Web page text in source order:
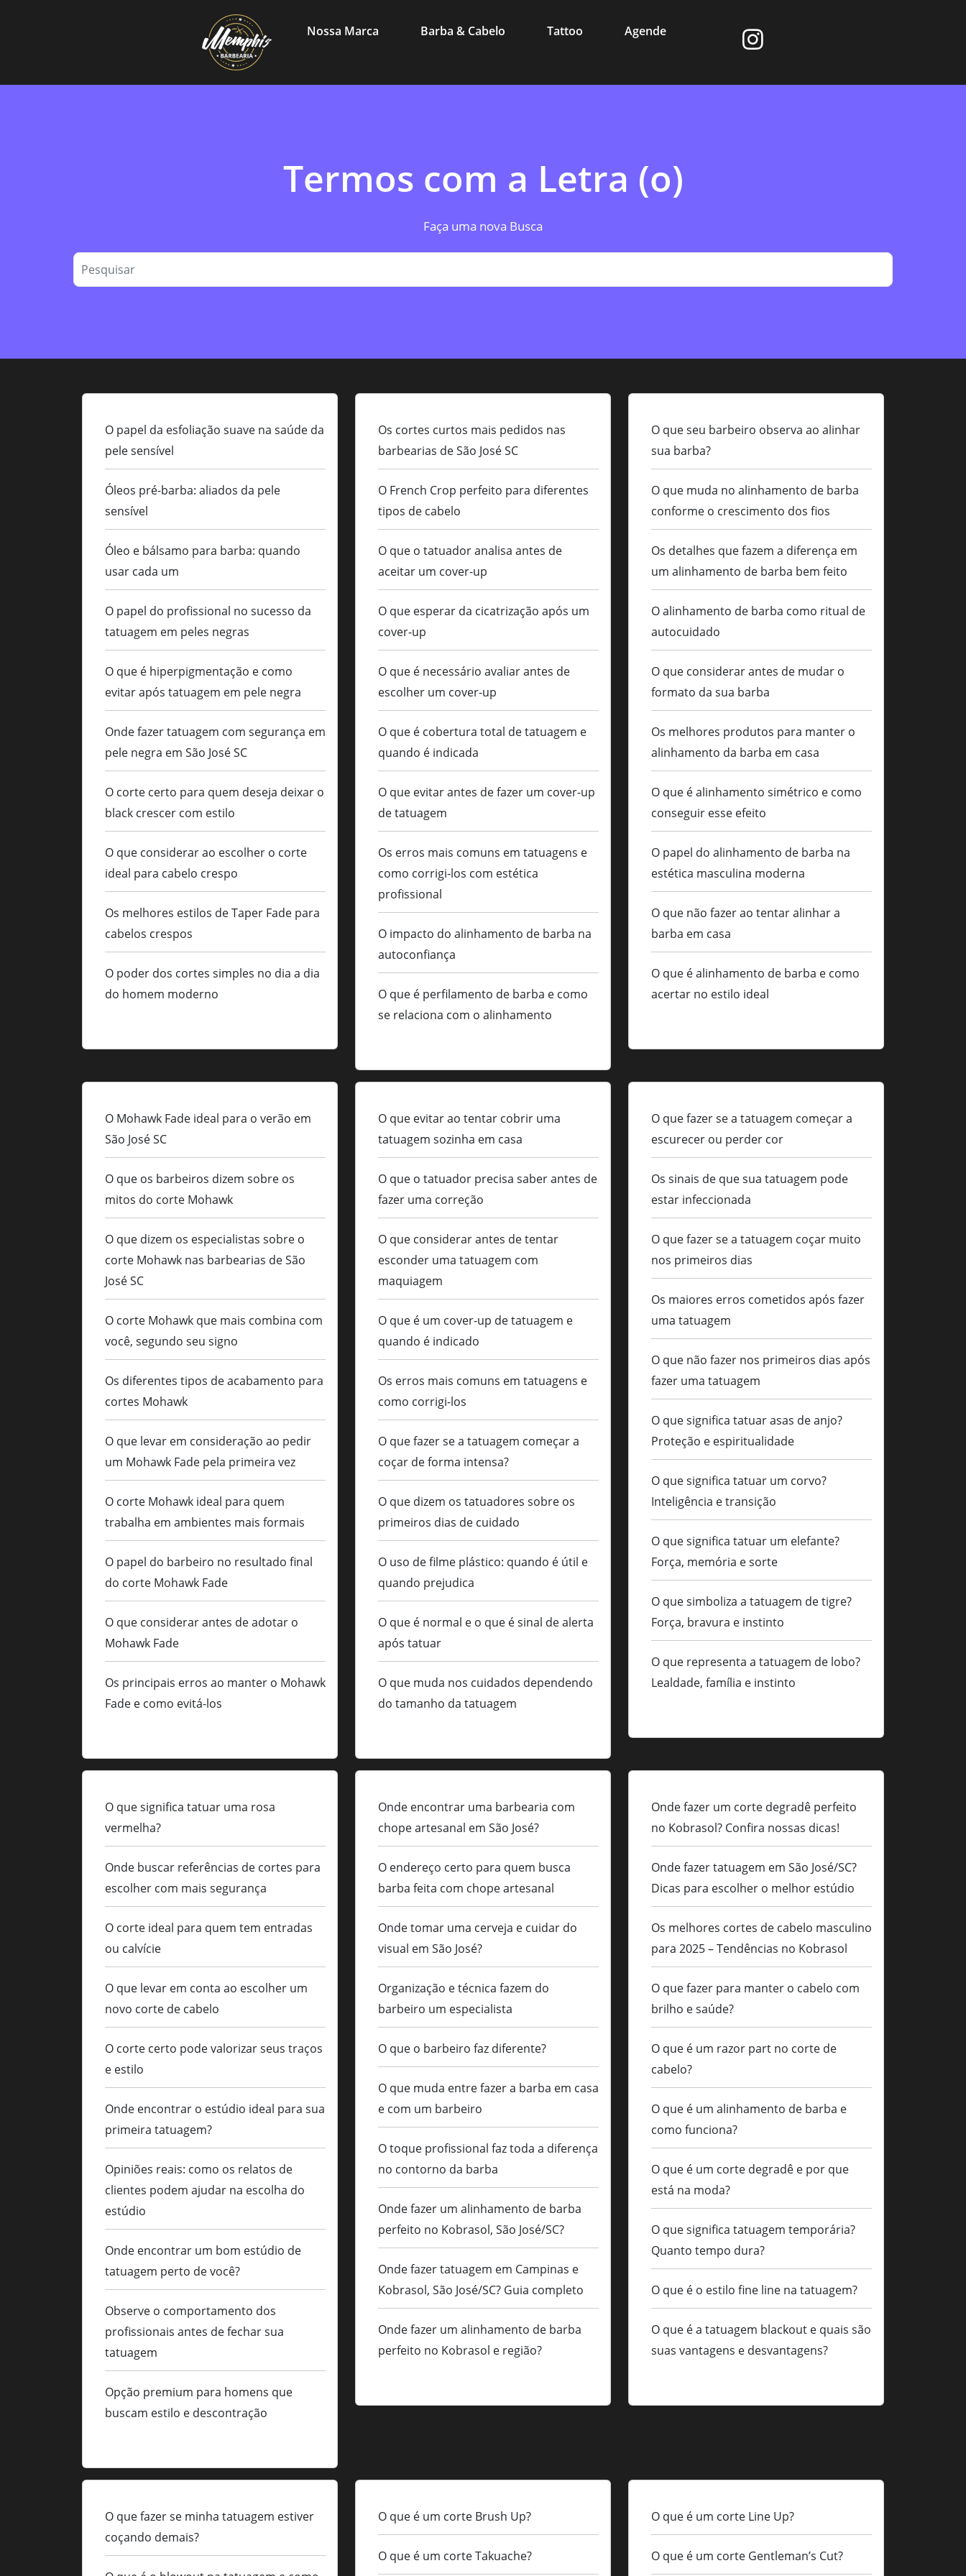
Nossa Marca Barba & Cabelo Tattoo Agende
Termos com a Letra (o)
Faça uma nova Busca
O papel da esfoliação suave na saúde da
pele sensível
Óleos pré-barba: aliados da pele
sensível
Óleo e bálsamo para barba: quando
usar cada um
O papel do profissional no sucesso da
tatuagem em peles negras
O que é hiperpigmentação e como
evitar após tatuagem em pele negra
Onde fazer tatuagem com segurança em
pele negra em São José SC
O corte certo para quem deseja deixar o
black crescer com estilo
O que considerar ao escolher o corte
ideal para cabelo crespo
Os melhores estilos de Taper Fade para
cabelos crespos
O poder dos cortes simples no dia a dia
do homem moderno
Os cortes curtos mais pedidos nas
barbearias de São José SC
O French Crop perfeito para diferentes
tipos de cabelo
O que o tatuador analisa antes de
aceitar um cover-up
O que esperar da cicatrização após um
cover-up
O que é necessário avaliar antes de
escolher um cover-up
O que é cobertura total de tatuagem e
quando é indicada
O que evitar antes de fazer um cover-up
de tatuagem
Os erros mais comuns em tatuagens e
como corrigi-los com estética
profissional
O impacto do alinhamento de barba na
autoconfiança
O que é perfilamento de barba e como
se relaciona com o alinhamento
O que seu barbeiro observa ao alinhar
sua barba?
O que muda no alinhamento de barba
conforme o crescimento dos fios
Os detalhes que fazem a diferença em
um alinhamento de barba bem feito
O alinhamento de barba como ritual de
autocuidado
O que considerar antes de mudar o
formato da sua barba
Os melhores produtos para manter o
alinhamento da barba em casa
O que é alinhamento simétrico e como
conseguir esse efeito
O papel do alinhamento de barba na
estética masculina moderna
O que não fazer ao tentar alinhar a
barba em casa
O que é alinhamento de barba e como
acertar no estilo ideal
O Mohawk Fade ideal para o verão em
São José SC
O que os barbeiros dizem sobre os
mitos do corte Mohawk
O que dizem os especialistas sobre o
corte Mohawk nas barbearias de São
José SC
O corte Mohawk que mais combina com
você, segundo seu signo
Os diferentes tipos de acabamento para
cortes Mohawk
O que levar em consideração ao pedir
um Mohawk Fade pela primeira vez
O corte Mohawk ideal para quem
trabalha em ambientes mais formais
O papel do barbeiro no resultado final
do corte Mohawk Fade
O que considerar antes de adotar o
Mohawk Fade
Os principais erros ao manter o Mohawk
Fade e como evitá-los
O que evitar ao tentar cobrir uma
tatuagem sozinha em casa
O que o tatuador precisa saber antes de
fazer uma correção
O que considerar antes de tentar
esconder uma tatuagem com
maquiagem
O que é um cover-up de tatuagem e
quando é indicado
Os erros mais comuns em tatuagens e
como corrigi-los
O que fazer se a tatuagem começar a
coçar de forma intensa?
O que dizem os tatuadores sobre os
primeiros dias de cuidado
O uso de filme plástico: quando é útil e
quando prejudica
O que é normal e o que é sinal de alerta
após tatuar
O que muda nos cuidados dependendo
do tamanho da tatuagem
O que fazer se a tatuagem começar a
escurecer ou perder cor
Os sinais de que sua tatuagem pode
estar infeccionada
O que fazer se a tatuagem coçar muito
nos primeiros dias
Os maiores erros cometidos após fazer
uma tatuagem
O que não fazer nos primeiros dias após
fazer uma tatuagem
O que significa tatuar asas de anjo?
Proteção e espiritualidade
O que significa tatuar um corvo?
Inteligência e transição
O que significa tatuar um elefante?
Força, memória e sorte
O que simboliza a tatuagem de tigre?
Força, bravura e instinto
O que representa a tatuagem de lobo?
Lealdade, família e instinto
O que significa tatuar uma rosa
vermelha?
Onde buscar referências de cortes para
escolher com mais segurança
O corte ideal para quem tem entradas
ou calvície
O que levar em conta ao escolher um
novo corte de cabelo
O corte certo pode valorizar seus traços
e estilo
Onde encontrar o estúdio ideal para sua
primeira tatuagem?
Opiniões reais: como os relatos de
clientes podem ajudar na escolha do
estúdio
Onde encontrar um bom estúdio de
tatuagem perto de você?
Observe o comportamento dos
profissionais antes de fechar sua
tatuagem
Opção premium para homens que
buscam estilo e descontração
Onde encontrar uma barbearia com
chope artesanal em São José?
O endereço certo para quem busca
barba feita com chope artesanal
Onde tomar uma cerveja e cuidar do
visual em São José?
Organização e técnica fazem do
barbeiro um especialista
O que o barbeiro faz diferente?
O que muda entre fazer a barba em casa
e com um barbeiro
O toque profissional faz toda a diferença
no contorno da barba
Onde fazer um alinhamento de barba
perfeito no Kobrasol, São José/SC?
Onde fazer tatuagem em Campinas e
Kobrasol, São José/SC? Guia completo
Onde fazer um alinhamento de barba
perfeito no Kobrasol e região?
Onde fazer um corte degradê perfeito
no Kobrasol? Confira nossas dicas!
Onde fazer tatuagem em São José/SC?
Dicas para escolher o melhor estúdio
Os melhores cortes de cabelo masculino
para 2025 – Tendências no Kobrasol
O que fazer para manter o cabelo com
brilho e saúde?
O que é um razor part no corte de
cabelo?
O que é um alinhamento de barba e
como funciona?
O que é um corte degradê e por que
está na moda?
O que significa tatuagem temporária?
Quanto tempo dura?
O que é o estilo fine line na tatuagem?
O que é a tatuagem blackout e quais são
suas vantagens e desvantagens?
O que fazer se minha tatuagem estiver
coçando demais?
O que é um corte Brush Up?
O que é um corte Takuache?
O que é um corte Line Up?
O que é um corte Gentleman’s Cut?